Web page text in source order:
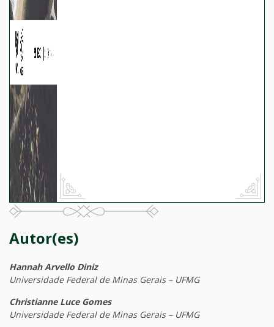
Autor(es)
Hannah Arvello Diniz
Universidade Federal de Minas Gerais – UFMG
Christianne Luce Gomes
Universidade Federal de Minas Gerais – UFMG